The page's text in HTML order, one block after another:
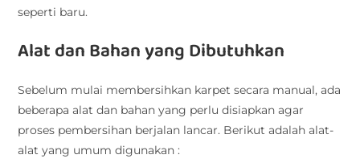
seperti baru.
Alat dan Bahan yang Dibutuhkan
Sebelum mulai membersihkan karpet secara manual, ada
beberapa alat dan bahan yang perlu disiapkan agar
proses pembersihan berjalan lancar. Berikut adalah alat-
alat yang umum digunakan :